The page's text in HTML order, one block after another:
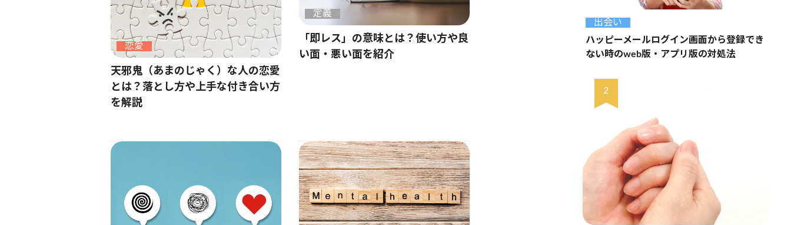
恋愛
天邪鬼（あまのじゃく）な人の恋愛
とは？落とし方や上手な付き合い方
を解説
定義
「即レス」の意味とは？使い方や良
い面・悪い面を紹介
出会い
ハッピーメールログイン画面から登録でき
ない時のweb版・アプリ版の対処法